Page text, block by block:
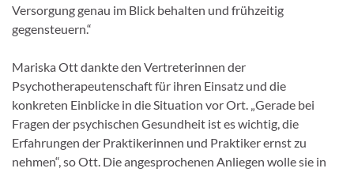
Versorgung genau im Blick behalten und frühzeitig
gegensteuern.“
Mariska Ott dankte den Vertreterinnen der
Psychotherapeutenschaft für ihren Einsatz und die
konkreten Einblicke in die Situation vor Ort. „Gerade bei
Fragen der psychischen Gesundheit ist es wichtig, die
Erfahrungen der Praktikerinnen und Praktiker ernst zu
nehmen“, so Ott. Die angesprochenen Anliegen wolle sie in